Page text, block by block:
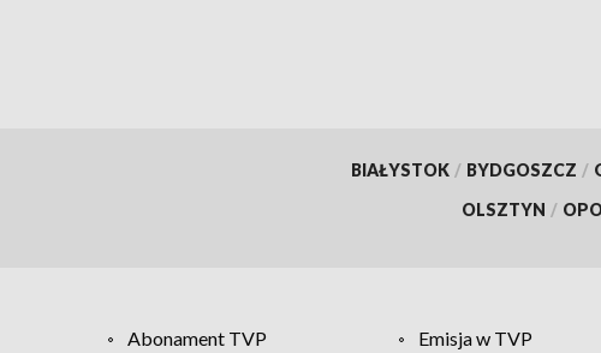
BIAŁYSTOK / BYDGOSZCZ /
OLSZTYN /
Abonament TVP Emisja w TVP